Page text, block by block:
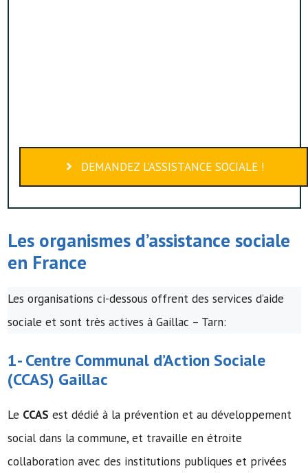
DEMANDEZ L’ASSISTANCE SOCIALE !
Les organismes d’assistance sociale
en France
Les organisations ci-dessous offrent des services d’aide
sociale et sont très actives à Gaillac – Tarn:
1-Centre Communal d’Action Sociale
(CCAS) Gaillac
Le CCAS est dédié à la prévention et au développement
social dans la commune, et travaille en étroite
collaboration avec des institutions publiques et privées